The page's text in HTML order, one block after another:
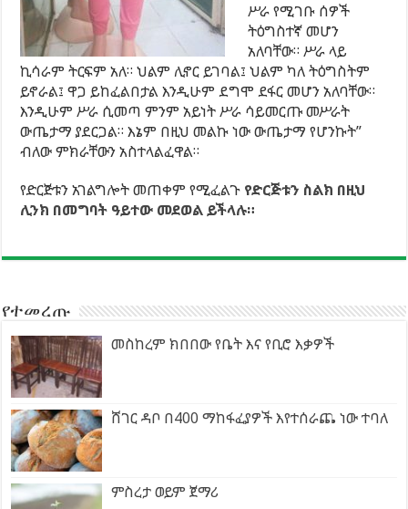
ሥራ የሚገቡ ሰዎች
ትዕግስተኛ መሆን
አለባቸው። ሥራ ላይ
ኪሳራም ትርፍም አለ። ህልም ሊኖር ይገባል፤ ህልም ካለ ትዕግስትም
ይኖራል፤ ዋጋ ይከፈልበታል እንዲሁም ደግሞ ደፋር መሆን አለባቸው።
እንዲሁም ሥራ ሲመጣ ምንም አይነት ሥራ ሳይመርጡ መሥራት
ውጤታማ ያደርጋል። እኔም በዚህ መልኩ ነው ውጤታማ የሆንኩት”
ብለው ምክራቸውን አስተላልፈዋል።
የድርጅቱን አገልግሎት መጠቀም የሚፈልጉ የድርጅቱን ስልክ በዚህ
ሊንክ በመግባት ዓይተው መደወል ይችላሉ።
የተመረጡ
መስከረም ክበበው የቤት እና የቢሮ እቃዎች
ሸገር ዳቦ በ400 ማከፋፈያዎች እየተሰራጨ ነው ተባለ
ምስረታ ወይም ጀማሪ